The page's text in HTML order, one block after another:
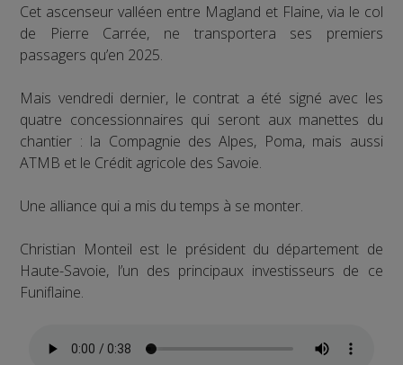
Cet ascenseur valléen entre Magland et Flaine, via le col
de Pierre Carrée, ne transportera ses premiers
passagers qu’en 2025.
Mais vendredi dernier, le contrat a été signé avec les
quatre concessionnaires qui seront aux manettes du
chantier : la Compagnie des Alpes, Poma, mais aussi
ATMB et le Crédit agricole des Savoie.
Une alliance qui a mis du temps à se monter.
Christian Monteil est le président du département de
Haute-Savoie, l’un des principaux investisseurs de ce
Funiflaine.